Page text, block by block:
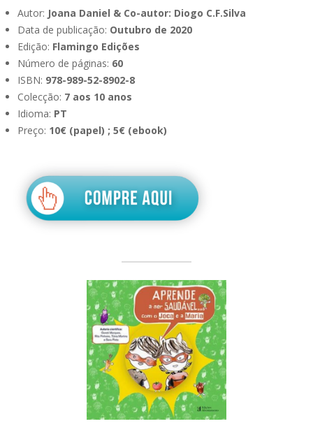
Autor: Joana Daniel & Co-autor: Diogo C.F.Silva
Data de publicação: Outubro de 2020
Edição: Flamingo Edições
Número de páginas: 60
ISBN: 978-989-52-8902-8
Colecção: 7 aos 10 anos
Idioma: PT
Preço: 10€ (papel) ; 5€ (ebook)